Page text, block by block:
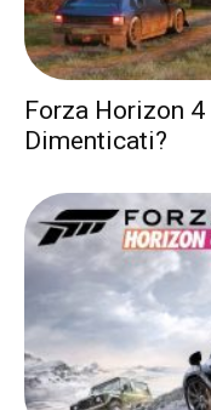
Forza Horizon
Dimenticati?